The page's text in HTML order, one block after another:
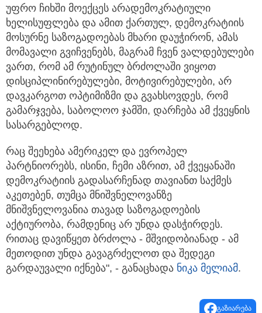
უფრო ჩიხში მოექცეს არადემოკრატიული
ხელისუფლება და ამით ქართულ, დემოკრატიის
მოსურნე საზოგადოებას მხარი დაუჭირონ, ამას
მომავალი გვიჩვენებს, მაგრამ ჩვენ ვალდებულები
ვართ, რომ ამ რუტინულ ბრძოლაში ვიყოთ
დისციპლინირებულები, მოტივირებულები, არ
დავკარგოთ ოპტიმიზმი და გვახსოვდეს, რომ
გამარჯვება, საბოლოო ჯამში, დარჩება ამ ქვეყნის
სასარგებლოდ.
რაც შეეხება ამერიკელ და ევროპელ
პარტნიორებს, ისინი, ჩემი აზრით, ამ ქვეყანაში
დემოკრატიის გადასარჩენად თავიანთ საქმეს
აკეთებენ, თუმცა მნიშვნელოვანზე
მნიშვნელოვანია თავად საზოგადოების
აქტიურობა, რამდენიც არ უნდა დასჭირდეს.
რითაც დავიწყეთ ბრძოლა - მშვიდობიანად - ამ
მეთოდით უნდა გავაგრძელოთ და შედეგი
გარდაუვალი იქნება", - განაცხადა ნიკა მელიამ.
გაზიარება